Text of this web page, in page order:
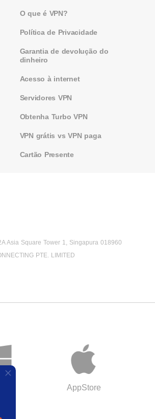
O que é VPN?
Política de Privacidade
Garantia de devolução do
dinheiro
Acesso à internet
Servidores VPN
Obtenha Turbo VPN
VPN grátis vs VPN paga
Cartão Presente
Asia Square Tower 1, Singapura 018960
PTE. LIMITED
AppStore